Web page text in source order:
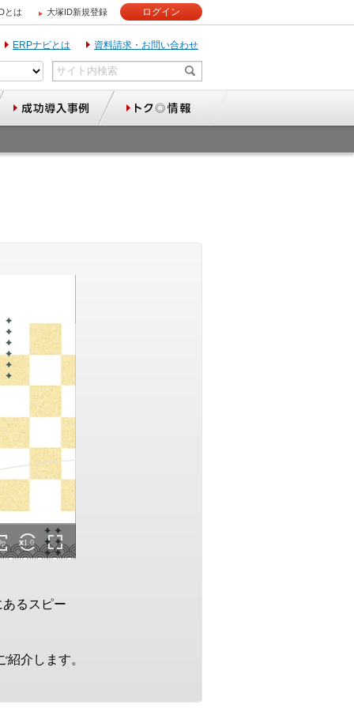
とは 大塚ID新規登録 ログイン
ERPナビとは 資料請求・お問い合わせ
るスピー
介します。